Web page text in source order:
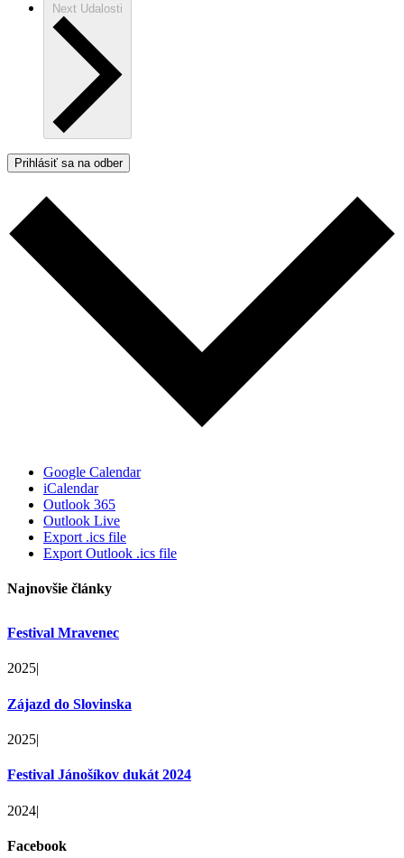
Next Udalosti
Prihlásiť sa na odber
Google Calendar
iCalendar
Outlook 365
Outlook Live
Export .ics file
Export Outlook .ics file
Najnovšie články
Festival Mravenec
2025|
Zájazd do Slovinska
2025|
Festival Jánošíkov dukát 2024
2024|
Facebook